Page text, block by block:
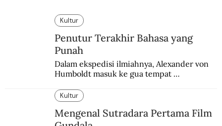
Kultur
Penutur Terakhir Bahasa yang
Punah
Dalam ekspedisi ilmiahnya, Alexander von
Humboldt masuk ke gua tempat
burung nuri diyakini sebagai penutur
terakhir bahasa suku itu.
Kultur
Mengenal Sutradara Pertama Film